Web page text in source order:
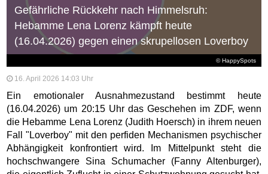
© HappySpots
Gefährliche Rückkehr nach Himmelsruh:
Hebamme Lena Lorenz kämpft heute
(16.04.2026) gegen einen skrupellosen Loverboy
16. April 2026 14:03 Uhr
Ein emotionaler Ausnahmezustand bestimmt heute
(16.04.2026) um 20:15 Uhr das Geschehen im ZDF, wenn
die Hebamme Lena Lorenz (Judith Hoersch) in ihrem neuen
Fall "Loverboy" mit den perfiden Mechanismen psychischer
Abhängigkeit konfrontiert wird. Im Mittelpunkt steht die
hochschwangere Sina Schumacher (Fanny Altenburger),